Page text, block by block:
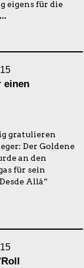
eigens für die
einen
gratulieren
Der Goldene
an den
für sein
Allá“